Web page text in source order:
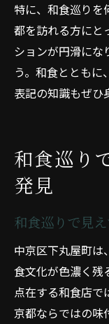
特に、和食巡りを
都を訪れる方にと
ションが円滑にな
う。和食ととも
表記の知識もぜひ
和食巡り
発見
和食巡りで見
中京区下丸屋町は
食文化が色濃く残
点在する和食店で
京都ならではの味